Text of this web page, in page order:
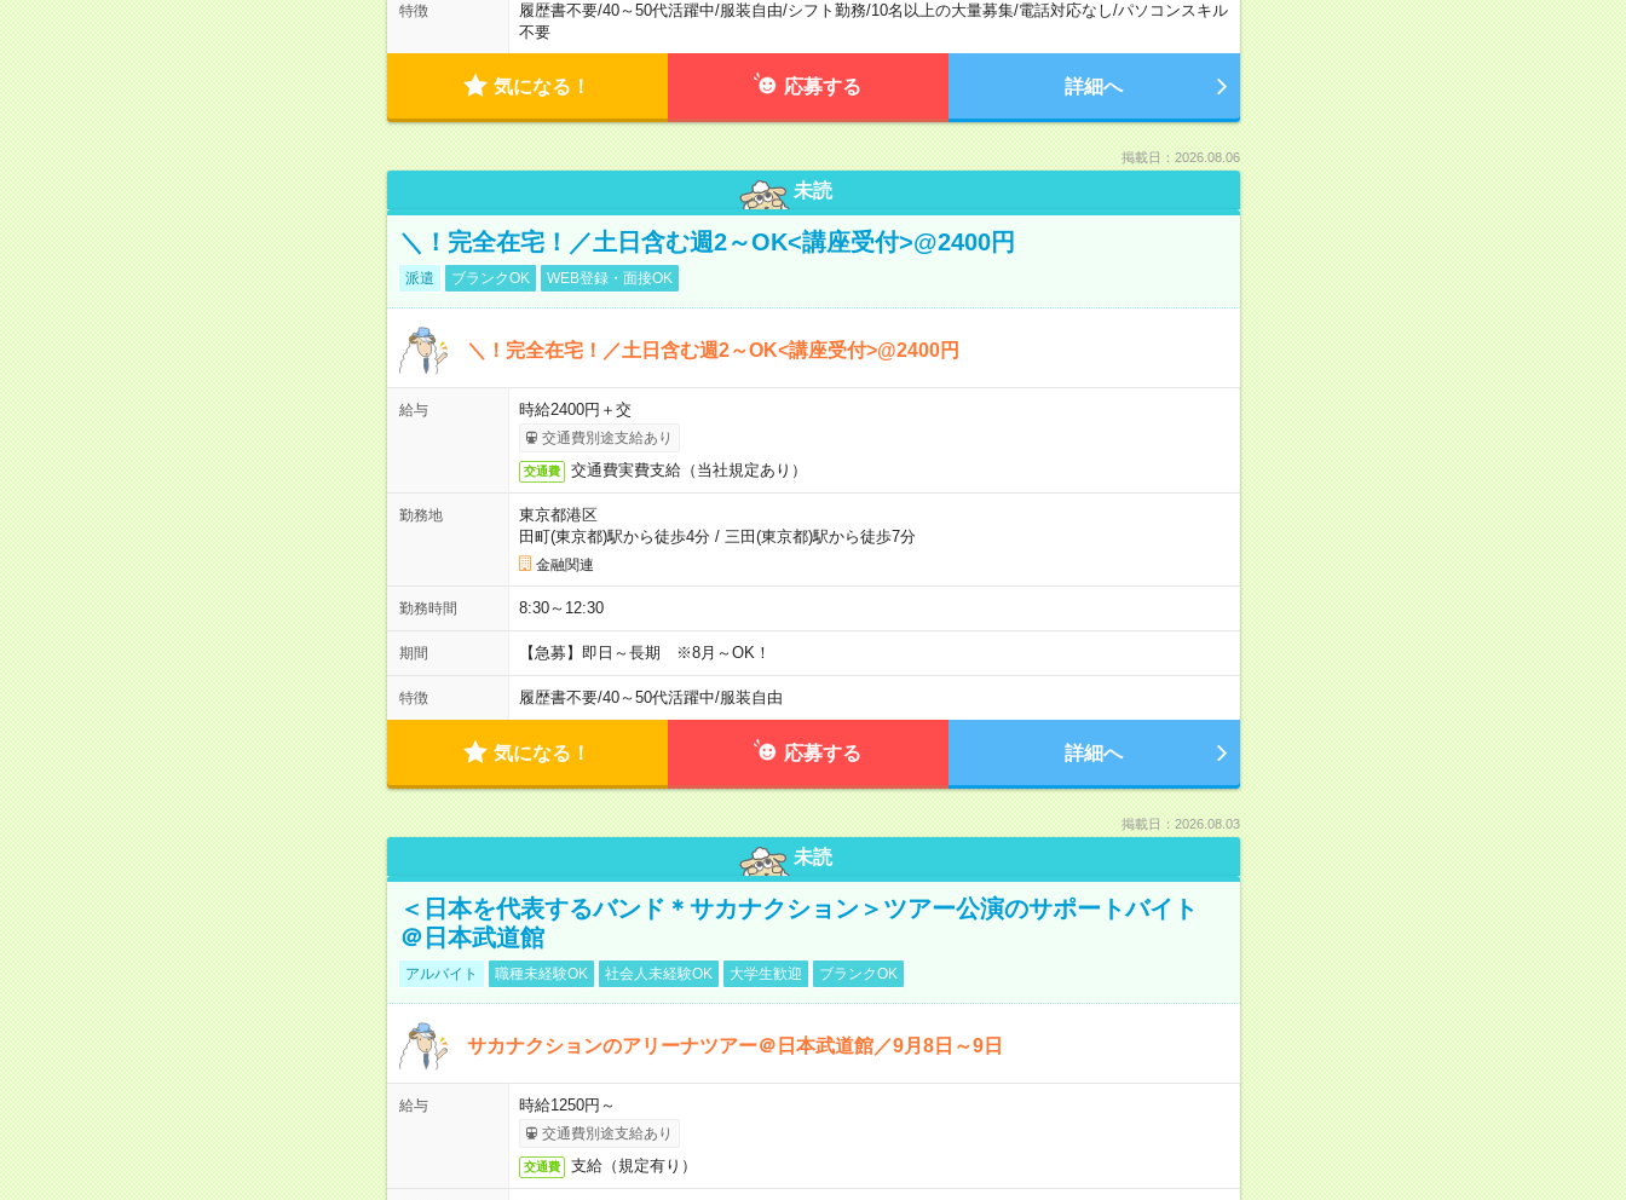
特徴 履歴書不要/40～50代活躍中/服装自由/シフト勤務/10名以上の大量募集/電話対応なし/パソコンスキル
不要
気になる！ 応募する 詳細へ
掲載日：2026.08.06
未読
＼！完全在宅！／土日含む週2～OK<講座受付>@2400円
派遣 ブランクOK WEB登録・面接OK
＼！完全在宅！／土日含む週2～OK<講座受付>@2400円
給与 時給2400円＋交
交通費別途支給あり
交通費 交通費実費支給（当社規定あり）
勤務地
東京都港区
田町(東京都)駅から徒歩4分/ 三田(東京都)駅から徒歩7分
金融関連
勤務時間 8:30～12:30
期間 【急募】即日～長期 ※8月～OK！
特徴 履歴書不要/40～50代活躍中/服装自由
気になる！ 応募する 詳細へ
掲載日：2026.08.03
未読
＜日本を代表するバンド＊サカナクション＞ツアー公演のサポートバイト
＠日本武道館
アルバイト 職種未経験OK 社会人未経験OK 大学生歓迎 ブランクOK
サカナクションのアリーナツアー＠日本武道館／9月8日～9日
給与 時給1250円～
交通費別途支給あり
交通費 支給（規定有り）